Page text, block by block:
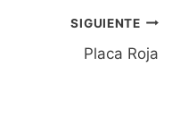
SIGUIENTE
Placa Roja